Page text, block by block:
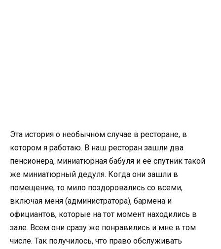
Эта история о необычном случае в ресторане, в
котором я работаю. В наш ресторан зашли два
пенсионера, миниатюрная бабуля и её спутник такой
же миниатюрный дедуля. Когда они зашли в
помещение, то мило поздоровались со всеми,
включая меня (администратора), бармена и
официантов, которые на тот момент находились в
зале. Всем они сразу же понравились и мне в том
числе. Так получилось, что право обслуживать